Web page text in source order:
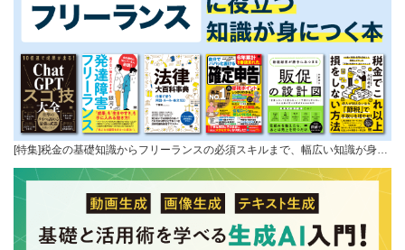
[特集]税金の基礎知識からフリーランスの必須スキルまで、幅広い知識が身…